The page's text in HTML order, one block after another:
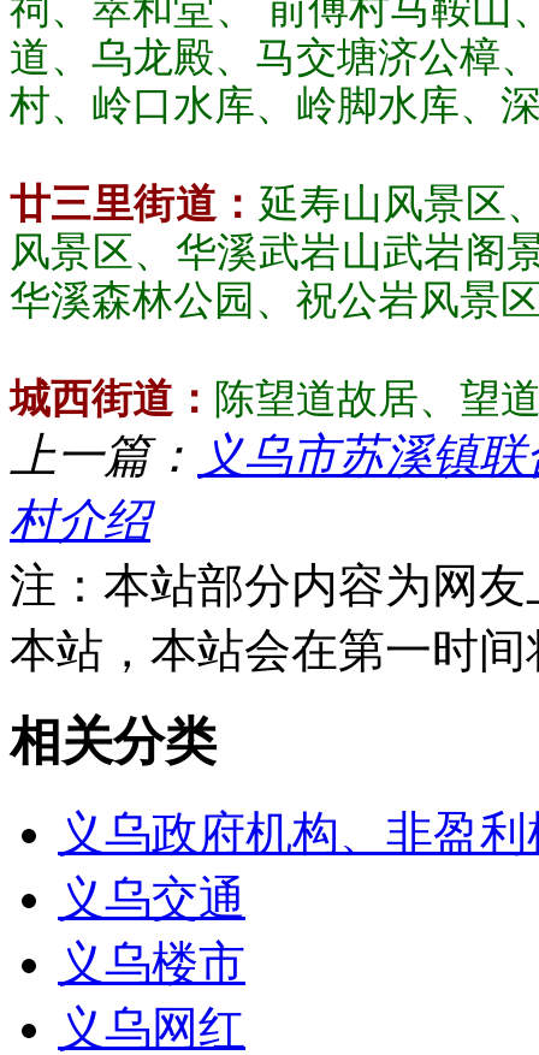
道、乌龙殿、马交塘济公樟
村、岭口水库、岭脚水库、
廿三里街道： 延寿山风景区
风景区、华溪武岩山武岩阁
华溪森林公园、祝公岩风景
城西街道： 陈望道故居、望
上一篇： 义乌市苏溪镇
村介绍
注：本站部分内容为网
本站，本站会在第一时
相关分类
义乌政府机构、非盈
义乌交通
义乌楼市
义乌网红